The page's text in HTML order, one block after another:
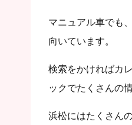
マニュアル車でも
向いています。
検索をかければカ
ックでたくさんの
浜松にはたくさん